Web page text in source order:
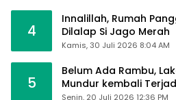
4
Innalillah, Rumah
Dilalap Si Jago Merah
Kamis, 30 Juli 2026 8:04 AM
5
Belum Ada Rambu,
Mundur kembali
Sumpallabbu
Senin, 20 Juli 2026 12:36 PM